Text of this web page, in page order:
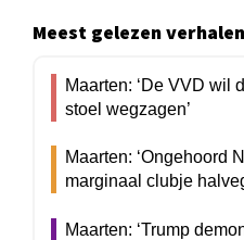
Meest gelezen verhalen
Maarten: ‘De VVD wil
stoel wegzagen’
Maarten: ‘Ongehoord
marginaal clubje
Maarten: ‘Trump